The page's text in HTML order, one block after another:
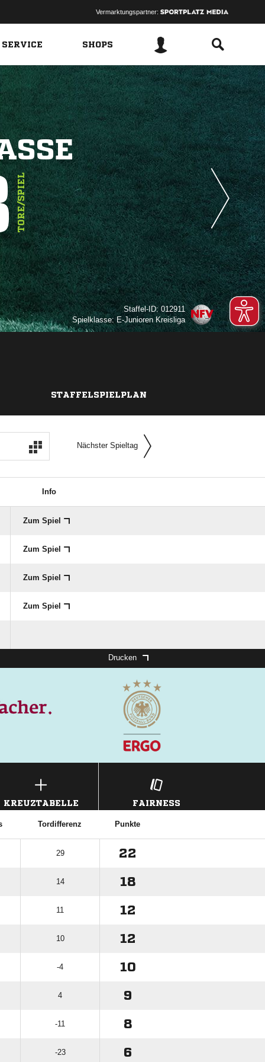
Vermarktungspartner:
SHOPS
TORE/SPIEL
Staffel-ID: 012911
Spielklasse: E-Junioren Kreisliga
STAFFELSPIELPLAN
Nächster Spieltag
Info
Zum Spiel
Zum Spiel
Zum Spiel
Zum Spiel
Drucken
KREUZTABELLE FAIRNESS
Tordifferenz Punkte
29 22
14 18
11 12
10 12
-4 10
4 9
-11 8
-23 6